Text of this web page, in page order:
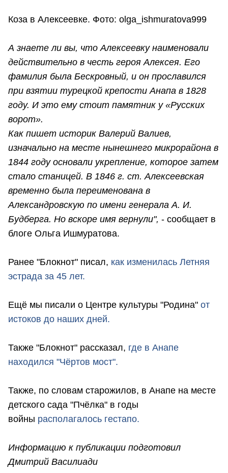
Коза в Алексеевке. Фото: olga_ishmuratova999
А знаете ли вы, что Алексеевку наименовали
действительно в честь героя Алексея. Его
фамилия была Бескровный, и он прославился
при взятии турецкой крепости Анапа в 1828
году. И это ему стоит памятник у «Русских
ворот».
Как пишет историк Валерий Валиев,
изначально на месте нынешнего микрорайона в
1844 году основали укрепление, которое затем
стало станицей. В 1846 г. ст. Алексеевская
временно была переименована в
Александровскую по имени генерала А. И.
Будберга. Но вскоре имя вернули", - сообщает в
блоге Ольга Ишмуратова.
Ранее "Блокнот" писал, как изменилась Летняя
эстрада за 45 лет.
Ещё мы писали о Центре культуры "Родина" от
истоков до наших дней.
Также "Блокнот" рассказал, где в Анапе
находился "Чёртов мост".
Также, по словам старожилов, в Анапе на месте
детского сада "Пчёлка" в годы
войны располагалось гестапо.
Информацию к публикации подготовил
Дмитрий Василиади